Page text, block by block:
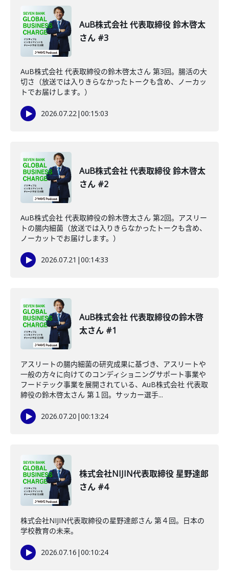
AuB株式会社 代表取締役 鈴木啓太
さん #3
AuB株式会社 代表取締役の鈴木啓太さん 第3回。腸活の大
切さ（放送では入りきらなかったトークも含め、ノーカッ
トでお届けします。）
2026.07.22|00:15:03
AuB株式会社 代表取締役 鈴木啓太
さん #2
AuB株式会社 代表取締役の鈴木啓太さん 第2回。アスリー
トの腸内細菌（放送では入りきらなかったトークも含め、
ノーカットでお届けします。）
2026.07.21 |00:14:33
AuB株式会社 代表取締役の鈴木啓
太さん #1
アスリートの腸内細菌の研究成果に基づき、アスリートや
一般の方々に向けてのコンディショニングサポート事業や
フードテック事業を展開されている、AuB株式会社 代表取
締役の鈴木啓太さん 第１回。サッカー選手...
2026.07.20 |00:13:24
株式会社NIJIN代表取締役 星野達郎
さん #4
株式会社NIJIN代表取締役の星野達郎さん 第４回。日本の
学校教育の未来。
2026.07.16 |00:10:24